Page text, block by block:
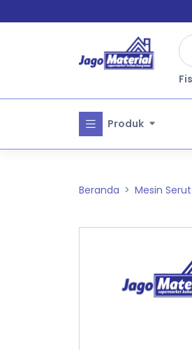
Produk
Beranda Mesin Serut